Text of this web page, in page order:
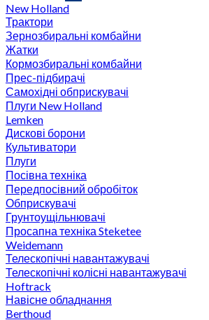
New Holland
Трактори
Зернозбиральні комбайни
Жатки
Кормозбиральні комбайни
Прес-підбирачі
Самохідні обприскувачі
Плуги New Holland
Lemken
Дискові борони
Культиватори
Плуги
Посівна техніка
Передпосівний обробіток
Обприскувачі
Грунтоущільнювачі
Просапна техніка Steketee
Weidemann
Телескопічні навантажувачі
Телескопічні колісні навантажувачі
Hoftrack
Навісне обладнання
Berthoud